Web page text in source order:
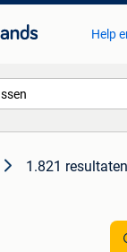
Help
1.821 resultaten